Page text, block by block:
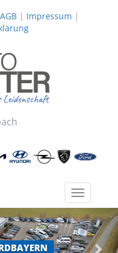
AGB| Impressum |
Toggle